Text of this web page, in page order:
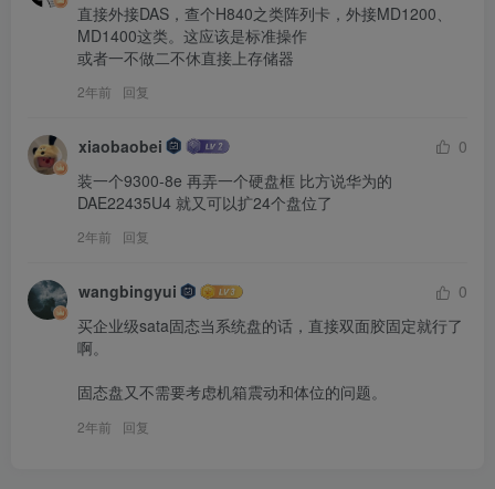
直接外接DAS，查个H840之类阵列卡，外接MD1200、
MD1400这类。这应该是标准操作
或者一不做二不休直接上存储器
2年前 回复
xiaobaobei
0
装一个9300-8e 再弄一个硬盘框 比方说华为的
DAE22435U4 就又可以扩24个盘位了
2年前 回复
wangbingyui
0
买企业级sata固态当系统盘的话，直接双面胶固定就行了
啊。
固态盘又不需要考虑机箱震动和体位的问题。
2年前 回复